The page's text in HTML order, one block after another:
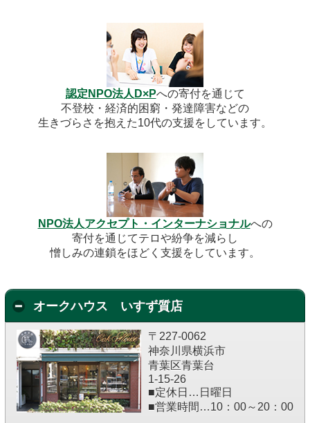
認定NPO法人D×Pへの寄付を通じて
不登校・経済的困窮・発達障害などの
生きづらさを抱えた10代の支援をしています。
NPO法人アクセプト・インターナショナルへの
寄付を通じてテロや紛争を減らし
憎しみの連鎖をほどく支援をしています。
オークハウス いすず質店
〒227-0062
神奈川県横浜市
青葉区青葉台
1-15-26
■定休日…日曜日
■営業時間…10：00～20：00